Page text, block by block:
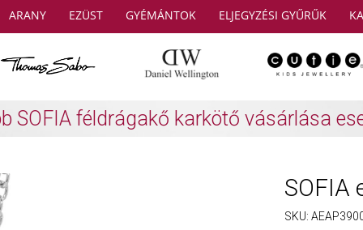
ARANY EZÜST GYÉMÁNTOK ELJEGYZÉSI GYŰRŰK
SABO: Gyűjtsön és spóroljon További
SOFIA
SKU: